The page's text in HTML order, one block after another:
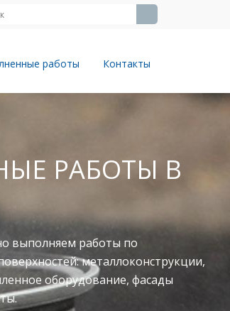
работы Контакты
В
работы по
металлоконструкции,
фасады